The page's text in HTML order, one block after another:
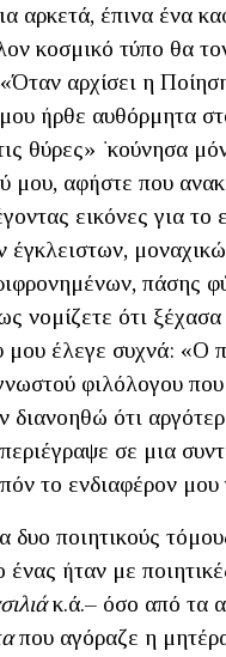
αρκετά, έπινα ένα
κοσμικό τύπο θα
αρχίσει η
μου ήρθε αυθόρμητα
θύρες» ͘ κούνησα
μου, αφήστε που
εικόνες για
πάσης
νομίζετε ότι
έλεγε συχνά: «Ο
φιλόλογου
διανοηθώ ότι
σε μια
το ενδιαφέρον
δυο ποιητικούς
ένας ήταν με
κ.ά.– όσο από τα
που αγόραζε η